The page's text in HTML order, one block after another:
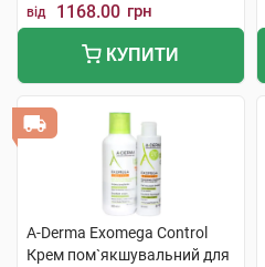
від 1168.00 грн
КУПИТИ
A-Derma Exomega Control
Крем пом`якшувальний для